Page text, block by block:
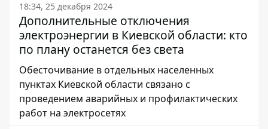
18:34, 25 декабря 2024
Дополнительные отключения
электроэнергии в Киевской области: кто
по плану останется без света
Обесточивание в отдельных населенных
пунктах Киевской области связано с
проведением аварийных и профилактических
работ на электросетях